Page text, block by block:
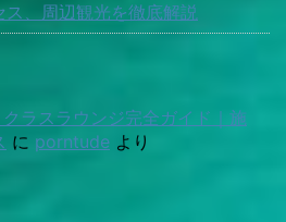
、周辺観光を徹底解説
ラスラウンジ完全ガイド｜施
に porntude より